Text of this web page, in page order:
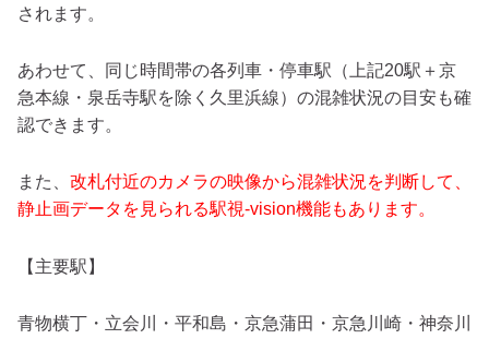
されます。
あわせて、同じ時間帯の各列車・停車駅（上記20駅＋京
急本線・泉岳寺駅を除く久里浜線）の混雑状況の目安も確
認できます。
また、 改札付近のカメラの映像から混雑状況を判断して、
静止画データを見られる駅視-vision機能もあります。
【主要駅】
青物横丁・立会川・平和島・京急蒲田・京急川崎・神奈川